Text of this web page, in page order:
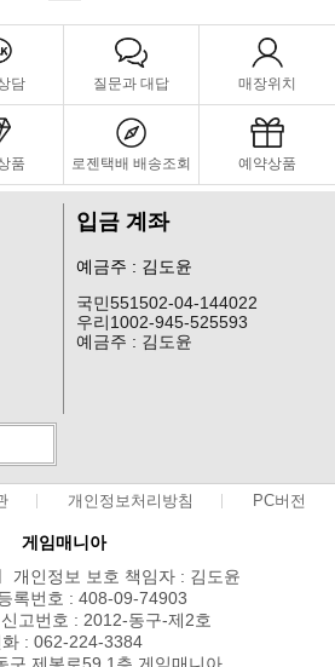
담 질문과 대답 매장위치
품 로젠택배 배송조회 예약상품
입금 계좌
예금주 : 김도윤
국민551502-04-144022
우리1002-945-525593
예금주 : 김도윤
개인정보처리방침 PC버전
게임매니아
개인정보 보호 책임자 : 김도윤
록번호 : 408-09-74903
고번호 : 2012-동구-제2호
화 : 062-224-3384
구 제봉로59 1층 게임매니아